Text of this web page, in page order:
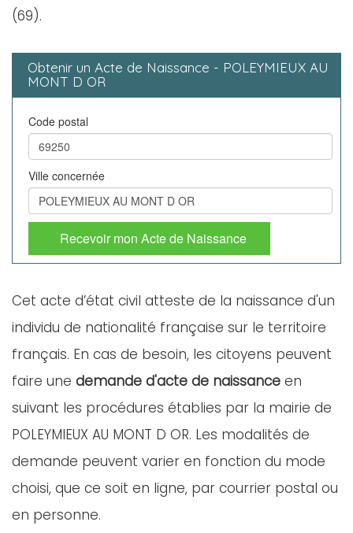
(69).
Obtenir un Acte de Naissance - POLEYMIEUX AU
MONT D OR
Code postal
Ville concernée
Recevoir mon Acte de Naissance
Cet acte d’état civil atteste de la naissance d'un
individu de nationalité française sur le territoire
français. En cas de besoin, les citoyens peuvent
faire une demande d'acte de naissance en
suivant les procédures établies par la mairie de
POLEYMIEUX AU MONT D OR. Les modalités de
demande peuvent varier en fonction du mode
choisi, que ce soit en ligne, par courrier postal ou
en personne.